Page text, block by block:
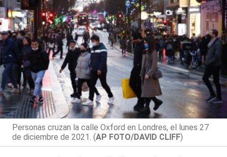
Personas cruzan la calle Oxford en Londres, el lunes 27
de diciembre de 2021. (AP FOTO/DAVID CLIFF)